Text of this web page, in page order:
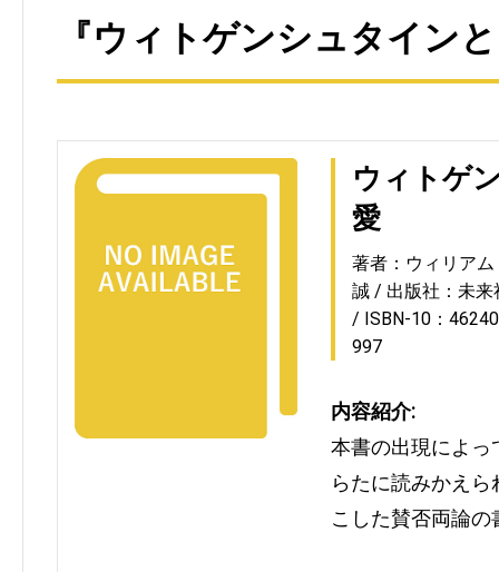
『ウィトゲンシュタイン
ウィトゲ
愛
著者：ウィリアム
誠
出版社：未来
ISBN-10：
997
内容紹介:
本書の出現によっ
らたに読みかえ
こした賛否両論の